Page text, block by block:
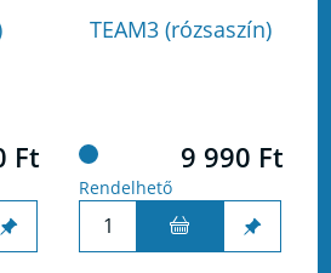
Ft
TEAM3 (rózsaszín)
9 990 Ft
Rendelhető